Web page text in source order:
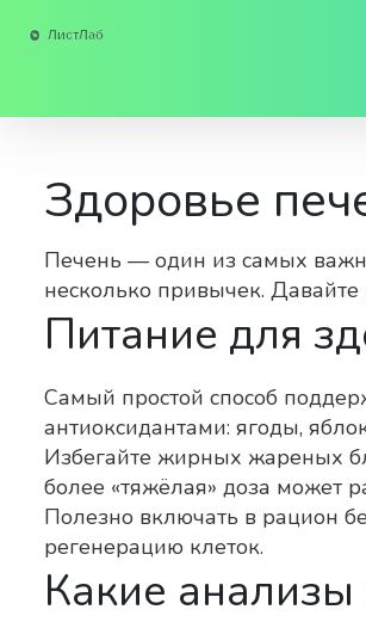
Здоровье
Печень — один из самых
несколько привычек.
Питание для
Самый простой способ
антиоксидантами: ягоды,
Избегайте жирных жареных
более «тяжёлая» доза может
Полезно включать в рацион
регенерацию клеток.
Какие